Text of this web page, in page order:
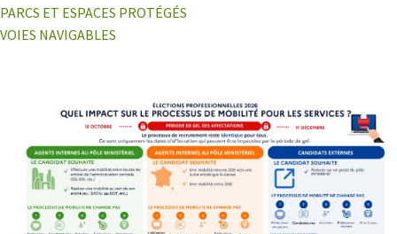
PARCS ET ESPACES PROTÉGÉS
VOIES NAVIGABLES